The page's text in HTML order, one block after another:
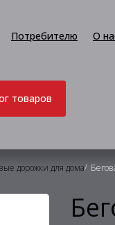
Потребителю О
товаров
дорожки для дома/